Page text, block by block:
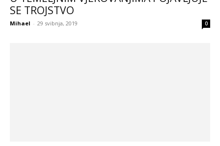
SE TROJSTVO
Mihael - 29 svibnja, 2019 0